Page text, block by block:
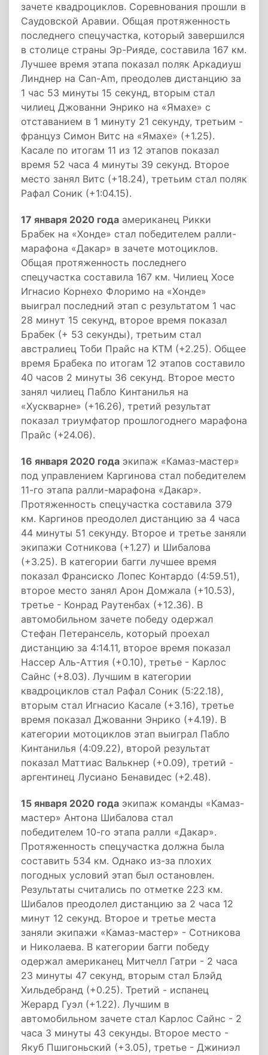
зачете квадроциклов. Соревнования прошли в
Саудовской Аравии. Общая протяженность
последнего спецучастка, который завершился
в столице страны Эр-Рияде, составила 167 км.
Лучшее время этапа показал поляк Аркадиуш
Линднер на Can-Am, преодолев дистанцию за
1 час 53 минуты 15 секунд, вторым стал
чилиец Джованни Энрико на «Ямахе» с
отставанием в 1 минуту 21 секунду, третьим -
француз Симон Витс на «Ямахе» (+1.25).
Касале по итогам 11 из 12 этапов показал
время 52 часа 4 минуты 39 секунд. Второе
место занял Витс (+18.24), третьим стал поляк
Рафал Соник (+1:04.15).
17 января 2020 года американец Рикки
Брабек на «Хонде» стал победителем ралли-
марафона «Дакар» в зачете мотоциклов.
Общая протяженность последнего
спецучастка составила 167 км. Чилиец Хосе
Игнасио Корнехо Флоримо на «Хонде»
выиграл последний этап с результатом 1 час
28 минут 15 секунд, второе время показал
Брабек (+ 53 секунды), третьим стал
австралиец Тоби Прайс на КТМ (+2.25). Общее
время Брабека по итогам 12 этапов составило
40 часов 2 минуты 36 секунд. Второе место
занял чилиец Пабло Кинтанилья на
«Хускварне» (+16.26), третий результат
показал триумфатор прошлогоднего марафона
Прайс (+24.06).
16 января 2020 года экипаж «Камаз-мастер»
под управлением Каргинова стал победителем
11-го этапа ралли-марафона «Дакар».
Протяженность спецучастка составила 379
км. Каргинов преодолел дистанцию за 4 часа
44 минуты 51 секунду. Второе и третье заняли
экипажи Сотникова (+1.27) и Шибалова
(+3.25). В категории багги лучшее время
показал Франсиско Лопес Контардо (4:59.51),
второе место занял Арон Домжала (+10.53),
третье - Конрад Раутенбах (+12.36). В
автомобильном зачете победу одержал
Стефан Петерансель, который проехал
дистанцию за 4:14.11, второе время показал
Нассер Аль-Аттия (+0.10), третье - Карлос
Сайнс (+8.03). Лучшим в категории
квадроциклов стал Рафал Соник (5:22.18),
вторым стал Игнасио Касале (+3.16), третье
время показал Джованни Энрико (+4.19). В
категории мотоциклов этап выиграл Пабло
Кинтанилья (4:09.22), второй результат
показал Маттиас Валькнер (+0.09), третий -
аргентинец Лусиано Бенавидес (+2.48).
15 января 2020 года экипаж команды «Камаз-
мастер» Антона Шибалова стал
победителем 10-го этапа ралли «Дакар».
Протяженность спецучастка должна была
составить 534 км. Однако из-за плохих
погодных условий этап был остановлен.
Результаты считались по отметке 223 км.
Шибалов преодолел дистанцию за 2 часа 12
минут 12 секунд. Второе и третье места
заняли экипажи «Камаз-мастер» - Сотникова
и Николаева. В категории багги победу
одержал американец Митчелл Гатри - 2 часа
23 минуты 47 секунд, вторым стал Блэйд
Хильдебранд (+0.25). Третий - испанец
Жерард Гуэл (+1.22). Лучшим в
автомобильном зачете стал Карлос Сайнс - 2
часа 3 минуты 43 секунды. Второе место -
Якуб Пшигоньский (+3.05), третье - Джиниэл